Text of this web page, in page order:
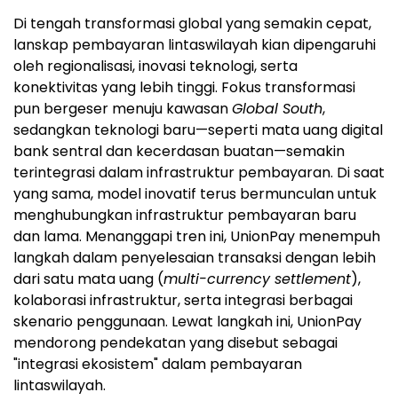
Di tengah transformasi global yang semakin cepat,
lanskap pembayaran lintaswilayah kian dipengaruhi
oleh regionalisasi, inovasi teknologi, serta
konektivitas yang lebih tinggi. Fokus transformasi
pun bergeser menuju kawasanGlobal South,
sedangkan teknologi baru—seperti mata uang digital
bank sentral dan kecerdasan buatan—semakin
terintegrasi dalam infrastruktur pembayaran. Di saat
yang sama, model inovatif terus bermunculan untuk
menghubungkan infrastruktur pembayaran baru
dan lama. Menanggapi tren ini, UnionPay menempuh
langkah dalam penyelesaian transaksi dengan lebih
dari satu mata uang (multi-currency settlement),
kolaborasi infrastruktur, serta integrasi berbagai
skenario penggunaan. Lewat langkah ini, UnionPay
mendorong pendekatan yang disebut sebagai
"integrasi ekosistem" dalam pembayaran
lintaswilayah.